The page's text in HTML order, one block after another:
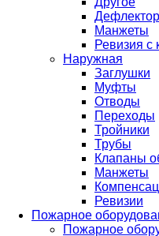
Манжеты
Ревизия с
Наружная
Заглушки
Муфты
Отводы
Переходы
Тройники
Трубы
Клапаны
Манжеты
Ревизии
Пожарное
Пожарное